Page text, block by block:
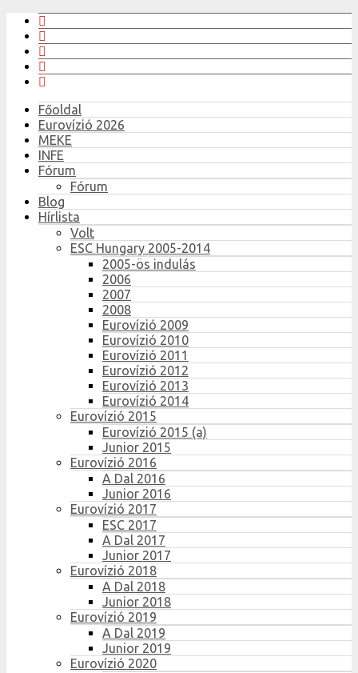
Főoldal
Eurovízió 2026
MEKE
INFE
Fórum
Fórum
Blog
Hírlista
Volt
ESC Hungary 2005-2014
2005-ös indulás
2006
2007
2008
Eurovízió 2009
Eurovízió 2010
Eurovízió 2011
Eurovízió 2012
Eurovízió 2013
Eurovízió 2014
Eurovízió 2015
Eurovízió 2015 (a)
Junior 2015
Eurovízió 2016
A Dal 2016
Junior 2016
Eurovízió 2017
ESC 2017
A Dal 2017
Junior 2017
Eurovízió 2018
A Dal 2018
Junior 2018
Eurovízió 2019
A Dal 2019
Junior 2019
Eurovízió 2020